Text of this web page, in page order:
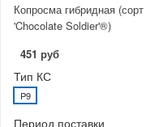
Копросма гибридная (сорт
'Chocolate Soldier'®)
451 руб
Тип КС
P9
Период поставки